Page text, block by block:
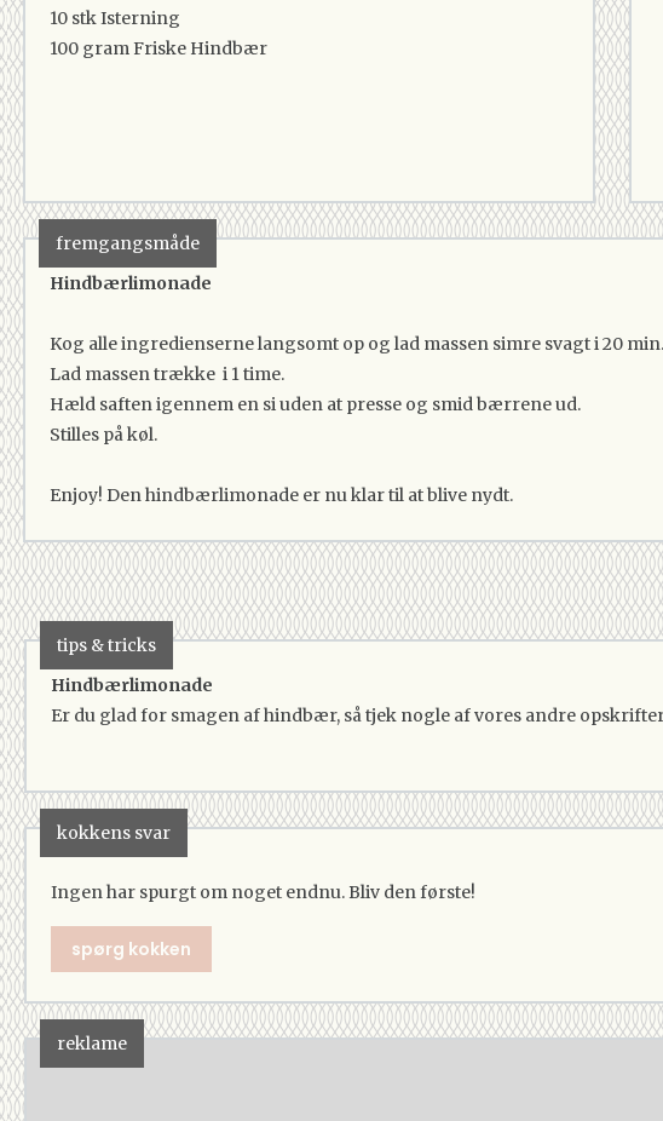
10 stkIsterning
100 gramFriske Hindbær
fremgangsmåde
Hindbærlimonade
Kog alle ingredienserne langsomt op og lad massen simre svagt i 20 min.
Lad massen trække i 1 time.
Hæld saften igennem en si uden at presse og smid bærrene ud.
Stilles på køl.
Enjoy! Den hindbærlimonade er nu klar til at blive nydt.
tips & tricks
Hindbærlimonade
Er du glad for smagen af hindbær, så tjek nogle af vores andre
kokkens svar
Ingen har spurgt om noget endnu. Bliv den første!
spørg kokken
reklame